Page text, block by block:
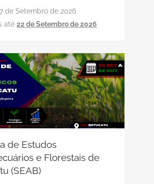
de Setembro de 2026
até 22 de Setembro de 2026
de Estudos
e Florestais de
(SEAB)